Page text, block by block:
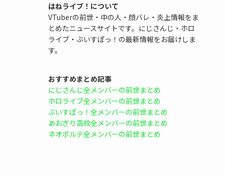
はねライブ！について
VTuberの前世・中の人・顔バレ・炎上情報をま
とめたニュースサイトです。にじさんじ・ホロ
ライブ・ぶいすぽっ！の最新情報をお届けしま
す。
おすすめまとめ記事
にじさんじ全メンバーの前世まとめ
ホロライブ全メンバーの前世まとめ
ぶいすぽっ！全メンバーの前世まとめ
あおぎり高校全メンバーの前世まとめ
ネオポルテ全メンバーの前世まとめ